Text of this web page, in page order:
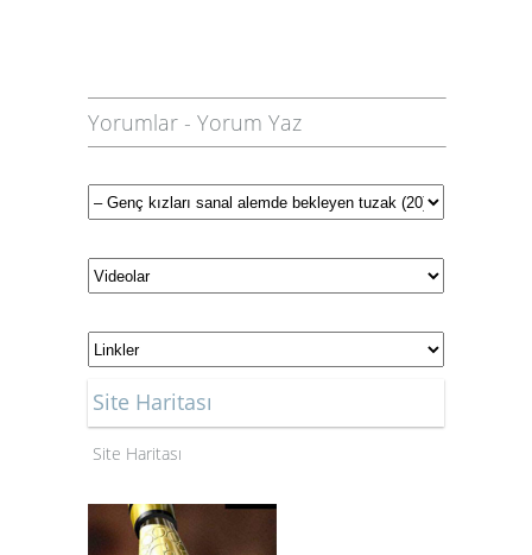
Yorumlar - Yorum Yaz
Site Haritası
Site Haritası